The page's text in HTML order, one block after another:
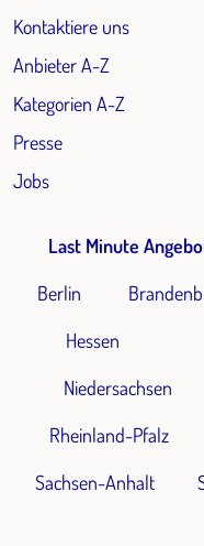
Kontaktiere uns
Anbieter A-Z
Kategorien A-Z
Presse
Jobs
Last Minute
Berlin
Hessen
Niedersachsen
Rheinland-Pfalz
Sachsen-Anhalt